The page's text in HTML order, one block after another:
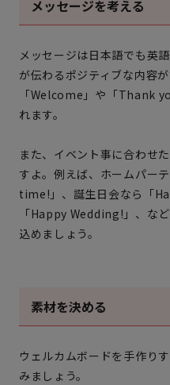
メッセージを考える
メッセージは日本語でも英
が伝わるポジティブな内容
「Welcome」や「Thank
れます。
また、イベント事に合わせ
すよ。例えば、ホームパー
time!」、誕生日会なら「
「Happy Wedding!」、な
込めましょう。
素材を決める
ウェルカムボードを手作り
みましょう。